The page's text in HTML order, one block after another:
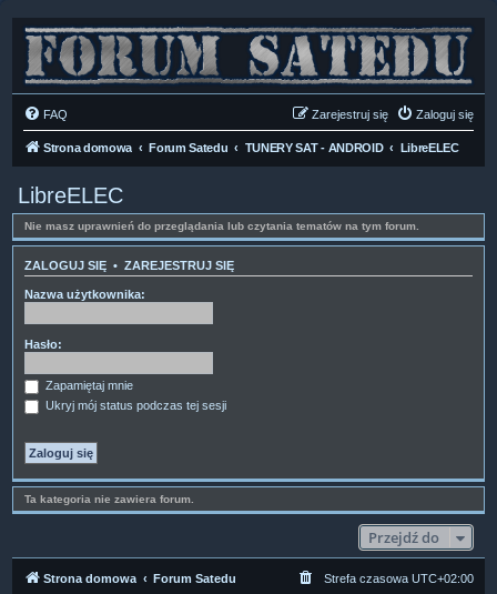
FAQ Zaloguj się
Zarejestruj się
Strona domowa Forum Satedu TUNERY SAT - ANDROID LibreELEC
LibreELEC
Nie masz uprawnień do przeglądania lub czytania tematów na tym forum.
ZALOGUJ SIĘ • ZAREJESTRUJ SIĘ
Nazwa użytkownika:
Hasło:
Zapamiętaj mnie
Ukryj mój status podczas tej sesji
Ta kategoria nie zawiera forum.
Przejdź do
Strona domowa Forum Satedu Strefa czasowa UTC+02:00